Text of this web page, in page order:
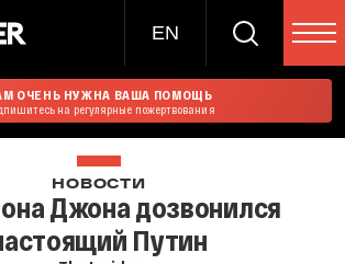
EN
ОЧЕНЬ НУЖНА ВАША ПОМОЩЬ
на регулярные пожертвования
НОВОСТИ
Джона дозвонился
Путин